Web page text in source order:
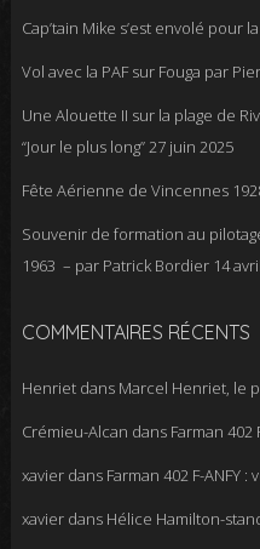
Cap’tain Mike s’est envolé pour
Vol avec la PAF sur Fouga par
Une Alouette II sur la plage de
“Jour le plus long”27 juin 2025
Fête Aérienne de Vincennes
Souvenir de formation au
1963 – par Patrick Bordier 14
COMMENTAIRES RÉCENTS
Henrietdans Marcel Henriet, le
Crémieu-Alcan dans Farman 402
xavierdans Farman 402 F-ANFY
xavierdans Hélice Hamilton-